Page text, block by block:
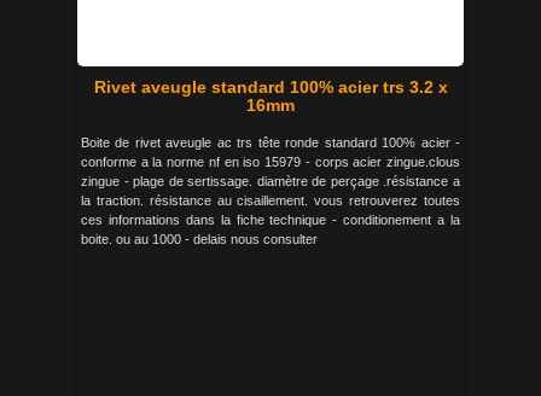
Rivet aveugle standard 100% acier trs 3.2 x
16mm
Boite de rivet aveugle ac trs tête ronde standard 100% acier -
conforme a la norme nf en iso 15979 - corps acier zingue.clous
zingue - plage de sertissage. diamètre de perçage .résistance a
la traction. résistance au cisaillement. vous retrouverez toutes
ces informations dans la fiche technique - conditionement a la
boite. ou au 1000 - delais nous consulter